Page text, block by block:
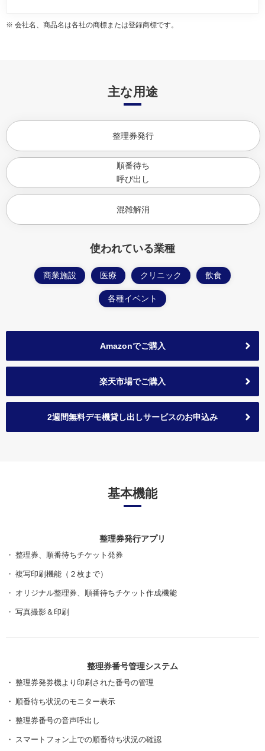
※ 会社名、商品名は各社の商標または登録商標です。
主な用途
整理券発行
順番待ち
呼び出し
混雑解消
使われている業種
商業施設 医療 クリニック 飲食
各種イベント
Amazonでご購入
楽天市場でご購入
2週間無料デモ機貸し出しサービスのお申込み
基本機能
整理券発行アプリ
整理券、順番待ちチケット発券
複写印刷機能（２枚まで）
オリジナル整理券、順番待ちチケット作成機能
写真撮影＆印刷
整理券番号管理システム
整理券発券機より印刷された番号の管理
順番待ち状況のモニター表示
整理券番号の音声呼出し
スマートフォン上での順番待ち状況の確認